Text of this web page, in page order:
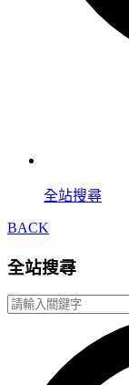
全站搜尋
BACK
全站搜尋